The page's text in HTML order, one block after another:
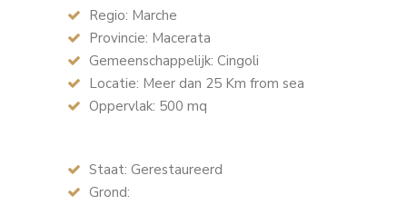
Regio: Marche
Provincie: Macerata
Gemeenschappelijk: Cingoli
Locatie: Meer dan 25 Km from sea
Oppervlak: 500 mq
Staat: Gerestaureerd
Grond: